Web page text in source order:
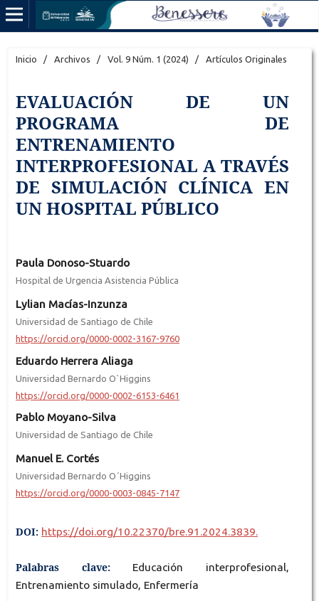
Inicio / Archivos / Vol. 9 Núm. 1 (2024) / Artículos Originales
EVALUACIÓN DE UN
PROGRAMA DE
ENTRENAMIENTO
INTERPROFESIONAL A TRAVÉS
DE SIMULACIÓN CLÍNICA EN
UN HOSPITAL PÚBLICO
Paula Donoso-Stuardo
Hospital de Urgencia Asistencia Pública
Lylian Macías-Inzunza
Universidad de Santiago de Chile
https://orcid.org/0000-0002-3167-9760
Eduardo Herrera Aliaga
Universidad Bernardo O`Higgins
https://orcid.org/0000-0002-6153-6461
Pablo Moyano-Silva
Universidad de Santiago de Chile
Manuel E. Cortés
Universidad Bernardo O´Higgins
https://orcid.org/0000-0003-0845-7147
DOI: https://doi.org/10.22370/bre.91.2024.3839.
Palabras clave: Educación interprofesional,
Entrenamiento simulado, Enfermería